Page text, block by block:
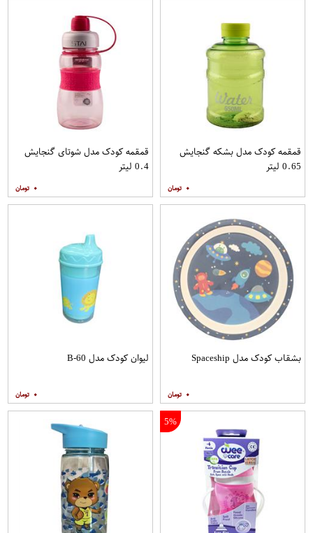
قمقمه کودک مدل بشکه گنجایش
0.65 لیتر
۰
قمقمه کودک مدل شوتای گنجایش
0.4 لیتر
۰
بشقاب کودک مدل Spaceship
۰
لیوان کودک مدل B-60
۰
5%